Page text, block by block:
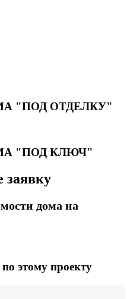
"ПОД ОТДЕЛКУ"
"ПОД КЛЮЧ"
заявку
дома на
этому проекту